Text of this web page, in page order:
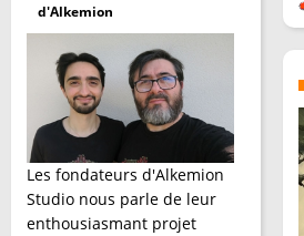
d'Alkemion
Les fondateurs d'Alkemion
Studio nous parle de leur
enthousiasmant projet